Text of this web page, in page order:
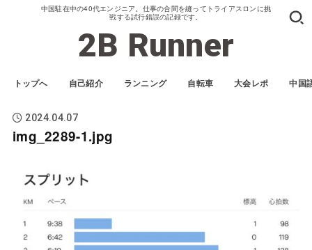
中国駐在中の40代エンジニア。仕事の合間を縫ってトライアスロンに挑
戦する試行錯誤の記録です。
2B Runner
トップへ 自己紹介 ランニング 自転車 大会レポ 中国
2024.04.07
img_2289-1.jpg